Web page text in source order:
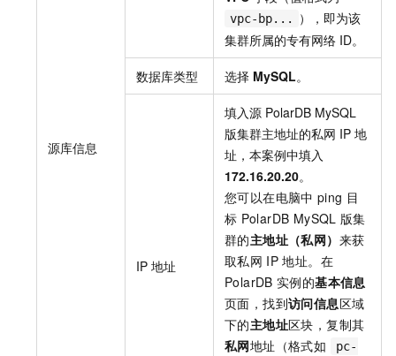
源库信息
vpc-bp...
），即为该
集群所属的专有网络 ID。
数据库类型 选择 MySQL。
IP 地址
填入源 PolarDB MySQL
版集群主地址的私网 IP 地
址，本案例中填入
172.16.20.20。
您可以在电脑中 ping 目
标 PolarDB MySQL 版集
群的主地址（私网） 来获
取私网 IP 地址。在
PolarDB 实例的基本信息
页面，找到访问信息区域
下的主地址区块，复制其
私网地址（格式如
pc-